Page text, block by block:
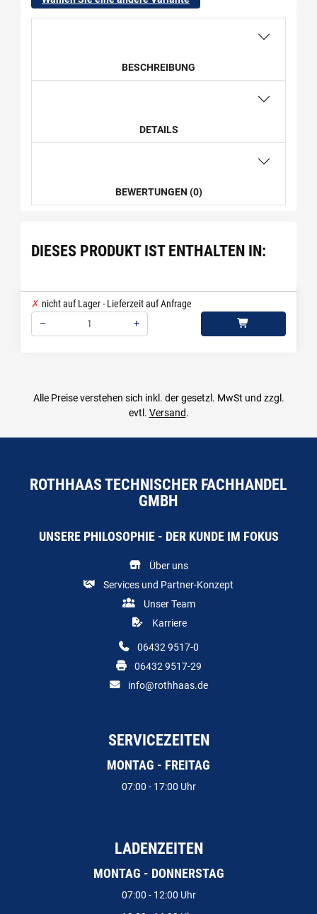
BESCHREIBUNG
DETAILS
BEWERTUNGEN (0)
DIESES PRODUKT IST ENTHALTEN IN:
nicht auf Lager - Lieferzeit auf Anfrage
–
+
Alle Preise verstehen sich inkl. der gesetzl. MwSt und zzgl.
evtl. Versand.
ROTHHAAS TECHNISCHER FACHHANDEL
GMBH
UNSERE PHILOSOPHIE - DER KUNDE IM FOKUS
Über uns
Services und Partner-Konzept
Unser Team
Karriere
06432 9517-0
06432 9517-29
info@rothhaas.de
SERVICEZEITEN
MONTAG - FREITAG
07:00 - 17:00 Uhr
LADENZEITEN
MONTAG - DONNERSTAG
07:00 - 12:00 Uhr